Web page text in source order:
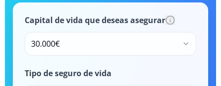
Capital de vida que deseas asegurar
30.000€
Tipo de seguro de vida